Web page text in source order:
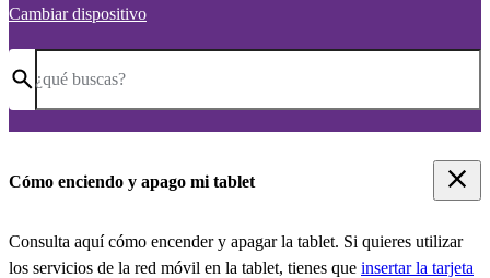
Cambiar dispositivo
¿qué buscas?
Cómo enciendo y apago mi tablet
Consulta aquí cómo encender y apagar la tablet. Si quieres utilizar
los servicios de la red móvil en la tablet, tienes que insertar la tarjeta